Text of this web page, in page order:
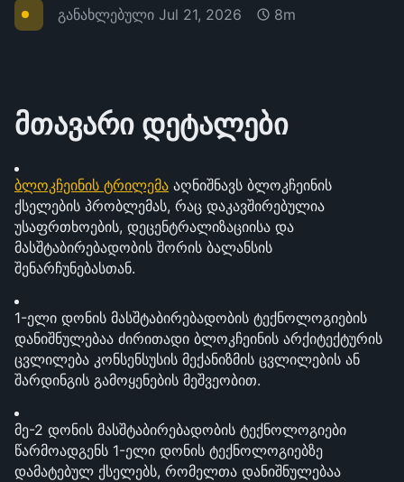
განახლებული Jul 21, 2026 8m
მთავარი დეტალები
ბლოკჩეინის ტრილემა აღნიშნავს ბლოკჩეინის
ქსელების პრობლემას, რაც დაკავშირებულია
უსაფრთხოების, დეცენტრალიზაციისა და
მასშტაბირებადობის შორის ბალანსის
შენარჩუნებასთან.
1-ელი დონის მასშტაბირებადობის ტექნოლოგიების
დანიშნულებაა ძირითადი ბლოკჩეინის არქიტექტურის
ცვლილება კონსენსუსის მექანიზმის ცვლილების ან
შარდინგის გამოყენების მეშვეობით.
მე-2 დონის მასშტაბირებადობის ტექნოლოგიები
წარმოადგენს 1-ელი დონის ტექნოლოგიებზე
დამატებულ ქსელებს, რომელთა დანიშნულებაა